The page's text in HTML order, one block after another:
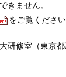
きません。
をご覧ください
研修室（東京